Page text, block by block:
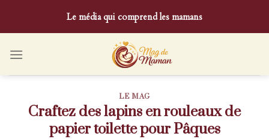
content
Le média qui comprend les mamans
LE MAG
Craftez des lapins en rouleaux de
papier toilette pour Pâques